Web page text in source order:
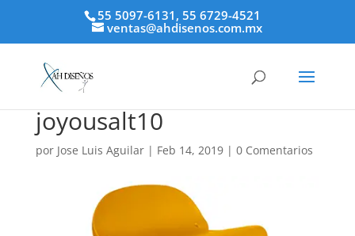
55 5097-6131, 55 6729-4521
ventas@ahdisenos.com.mx
joyousalt10
por Jose Luis Aguilar| Feb 14, 2019| 0 Comentarios